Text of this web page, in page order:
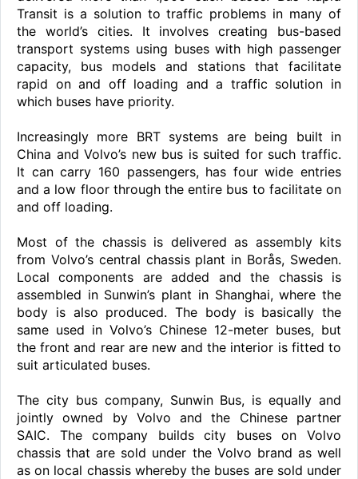
Transit is a solution to traffic problems in many of
the world’s cities. It involves creating bus-based
transport systems using buses with high passenger
capacity, bus models and stations that facilitate
rapid on and off loading and a traffic solution in
which buses have priority.
Increasingly more BRT systems are being built in
China and Volvo’s new bus is suited for such traffic.
It can carry 160 passengers, has four wide entries
and a low floor through the entire bus to facilitate on
and off loading.
Most of the chassis is delivered as assembly kits
from Volvo’s central chassis plant in Borås, Sweden.
Local components are added and the chassis is
assembled in Sunwin’s plant in Shanghai, where the
body is also produced. The body is basically the
same used in Volvo’s Chinese 12-meter buses, but
the front and rear are new and the interior is fitted to
suit articulated buses.
The city bus company, Sunwin Bus, is equally and
jointly owned by Volvo and the Chinese partner
SAIC. The company builds city buses on Volvo
chassis that are sold under the Volvo brand as well
as on local chassis whereby the buses are sold under